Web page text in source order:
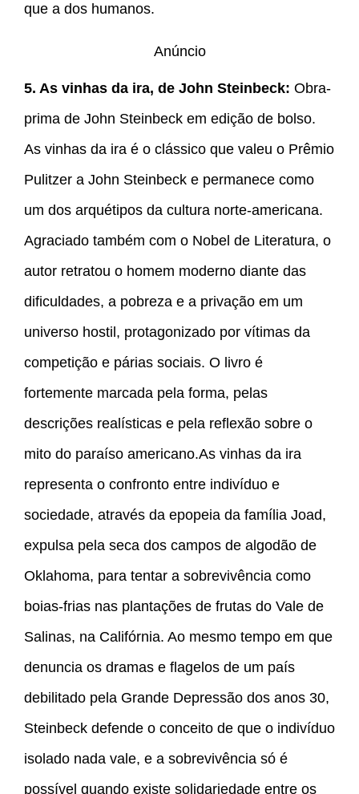
que a dos humanos.
Anúncio
5. As vinhas da ira, de John Steinbeck: Obra-
prima de John Steinbeck em edição de bolso.
As vinhas da ira é o clássico que valeu o Prêmio
Pulitzer a John Steinbeck e permanece como
um dos arquétipos da cultura norte-americana.
Agraciado também com o Nobel de Literatura, o
autor retratou o homem moderno diante das
dificuldades, a pobreza e a privação em um
universo hostil, protagonizado por vítimas da
competição e párias sociais. O livro é
fortemente marcada pela forma, pelas
descrições realísticas e pela reflexão sobre o
mito do paraíso americano.As vinhas da ira
representa o confronto entre indivíduo e
sociedade, através da epopeia da família Joad,
expulsa pela seca dos campos de algodão de
Oklahoma, para tentar a sobrevivência como
boias-frias nas plantações de frutas do Vale de
Salinas, na Califórnia. Ao mesmo tempo em que
denuncia os dramas e flagelos de um país
debilitado pela Grande Depressão dos anos 30,
Steinbeck defende o conceito de que o indivíduo
isolado nada vale, e a sobrevivência só é
possível quando existe solidariedade entre os